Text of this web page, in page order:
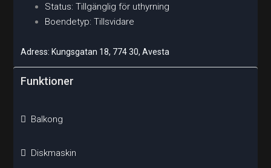
Status: Tillgänglig för uthyrning
Boendetyp: Tillsvidare
Adress: Kungsgatan 18, 774 30, Avesta
Funktioner
Balkong
Diskmaskin